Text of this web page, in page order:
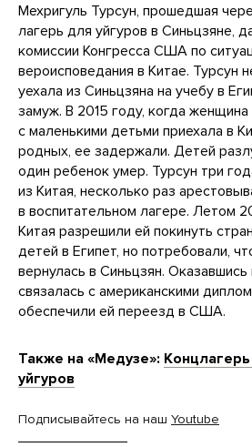
Мехригуль Турсун, прошедшая
лагерь для уйгуров в Синьцзяне,
комиссии Конгресса США по
вероисповедания в Китае. Турсун
уехала из Синьцзяна на учебу в
замуж. В 2015 году, когда женщина
с маленькими детьми приехала в
родных, ее задержали. Детей
один ребенок умер. Турсун три
из Китая, несколько раз
в воспитательном лагере. Летом
Китая разрешили ей покинуть
детей в Египет, но потребовали,
вернулась в Синьцзян.
связалась с американскими
обеспечили ей переезд в США.
Также на «Медузе»:
уйгуров
Подписывайтесь на наш Youtube